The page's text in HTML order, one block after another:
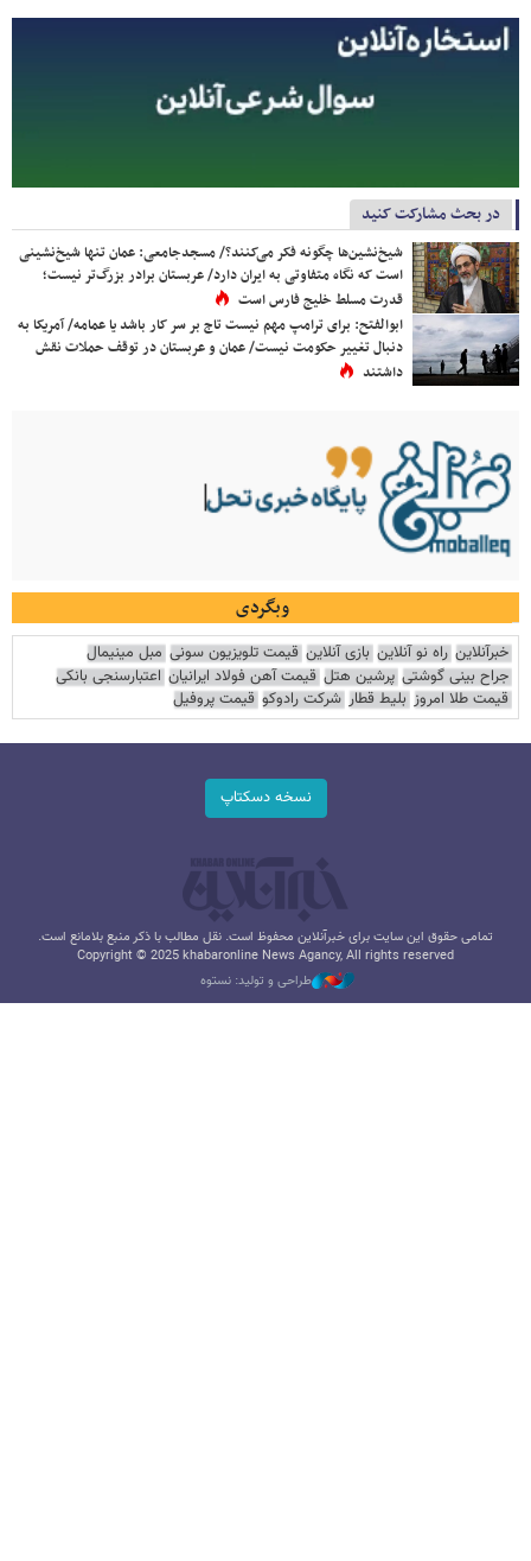
در بحث مشارکت کنید
شیخ‌نشین‌ها چگونه فکر می‌کنند؟/ مسجدجامعی: عمان تنها شیخ‌نشینی
است که نگاه متفاوتی به ایران دارد/ عربستان برادر بزرگ‌تر نیست؛
قدرت مسلط خلیج فارس است
ابوالفتح: برای ترامپ مهم نیست تاج بر سر کار باشد یا عمامه/ آمریکا به
دنبال تغییر حکومت نیست/ عمان و عربستان در توقف حملات نقش
داشتند
وبگردی
خبرآنلاین راه نو آنلاین بازی آنلاین قیمت تلویزیون سونی مبل مینیمال
جراح بینی گوشتی پرشین هتل قیمت آهن فولاد ایرانیان اعتبارسنجی بانکی
قیمت طلا امروز بلیط قطار شرکت رادوکو قیمت پروفیل
نسخه دسکتاپ
تمامی حقوق این سایت برای خبرآنلاین محفوظ است. نقل مطالب با ذکر منبع بلامانع است.
Copyright © 2025 khabaronline News Agancy, All rights reserved
طراحی و تولید: نستوه